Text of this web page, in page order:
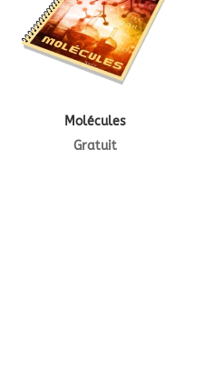
Molécules
Gratuit